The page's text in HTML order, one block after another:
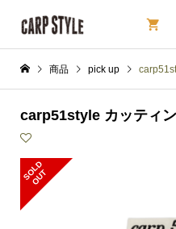
商品 pick up
carp51style カッティ
S
O
L
D
O
U
T